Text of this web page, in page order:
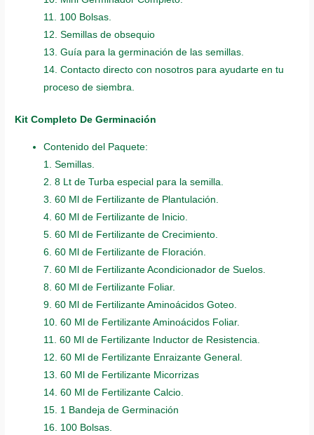
11. 100 Bolsas.
12. Semillas de obsequio
13. Guía para la germinación de las semillas.
14. Contacto directo con nosotros para ayudarte en tu
proceso de siembra.
Kit Completo De Germinación
Contenido del Paquete:
1. Semillas.
2. 8 Lt de Turba especial para la semilla.
3. 60 Ml de Fertilizante de Plantulación.
4. 60 Ml de Fertilizante de Inicio.
5. 60 Ml de Fertilizante de Crecimiento.
6. 60 Ml de Fertilizante de Floración.
7. 60 Ml de Fertilizante Acondicionador de Suelos.
8. 60 Ml de Fertilizante Foliar.
9. 60 Ml de Fertilizante Aminoácidos Goteo.
10. 60 Ml de Fertilizante Aminoácidos Foliar.
11. 60 Ml de Fertilizante Inductor de Resistencia.
12. 60 Ml de Fertilizante Enraizante General.
13. 60 Ml de Fertilizante Micorrizas
14. 60 Ml de Fertilizante Calcio.
15. 1 Bandeja de Germinación
16. 100 Bolsas.